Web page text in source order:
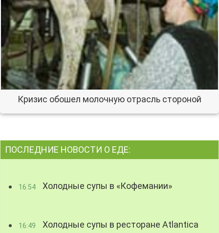
Кризис обошел молочную отрасль стороной
ПОСЛЕДНИЕ НОВОСТИ О ЕДЕ:
16:54 Холодные супы в «Кофемании»
16:49 Холодные супы в ресторане Atlantica